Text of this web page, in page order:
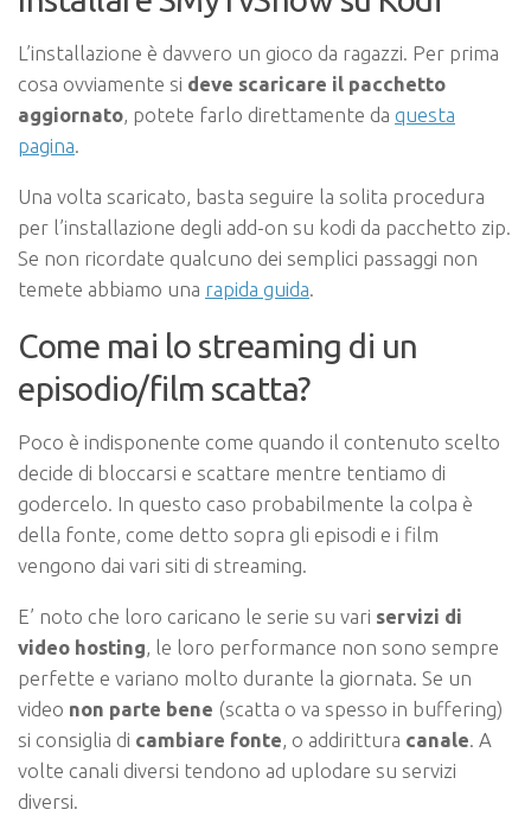
L’installazione è davvero un gioco da ragazzi. Per prima
cosa ovviamente si deve scaricare il pacchetto
aggiornato, potete farlo direttamente da questa
pagina.
Una volta scaricato, basta seguire la solita procedura
per l’installazione degli add-on su kodi da pacchetto zip.
Se non ricordate qualcuno dei semplici passaggi non
temete abbiamo una rapida guida.
Come mai lo streaming di un
episodio/film scatta?
Poco è indisponente come quando il contenuto scelto
decide di bloccarsi e scattare mentre tentiamo di
godercelo. In questo caso probabilmente la colpa è
della fonte, come detto sopra gli episodi e i film
vengono dai vari siti di streaming.
E’ noto che loro caricano le serie su vari servizi di
video hosting , le loro performance non sono sempre
perfette e variano molto durante la giornata. Se un
video non parte bene (scatta o va spesso in buffering)
si consiglia di cambiare fonte , o addirittura canale . A
volte canali diversi tendono ad uplodare su servizi
diversi.